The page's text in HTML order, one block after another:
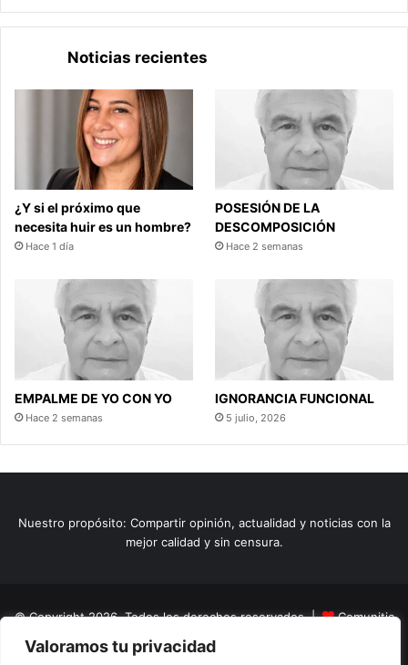
Valoramos tu privacidad
Noticias recientes
¿Y si el próximo que
necesita huir es un hombre?
Hace 1 día
POSESIÓN DE LA
DESCOMPOSICIÓN
Hace 2 semanas
EMPALME DE YO CON YO
Hace 2 semanas
IGNORANCIA FUNCIONAL
5 julio, 2026
Nuestro propósito: Compartir opinión, actualidad y noticias con la
mejor calidad y sin censura.
© Copyright 2026, Todos los derechos reservados |
Comunitic
SAS BICNit 901228106